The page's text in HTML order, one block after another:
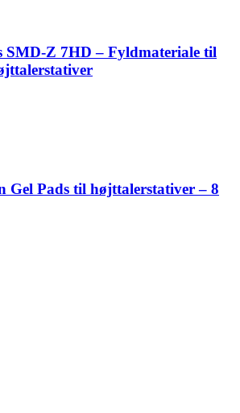
SMD-Z 7HD – Fyldmateriale til
Gel Pads til højttalerstativer – 8